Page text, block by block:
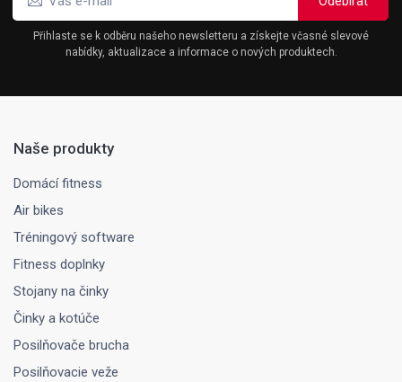
Přihlaste se k odběru našeho newsletteru a získejte včasné slevové
nabídky, aktualizace a informace o nových produktech.
Naše produkty
Domácí fitness
Air bikes
Tréningový software
Fitness doplnky
Stojany na činky
Činky a kotúče
Posilňovače brucha
Posilňovacie veže